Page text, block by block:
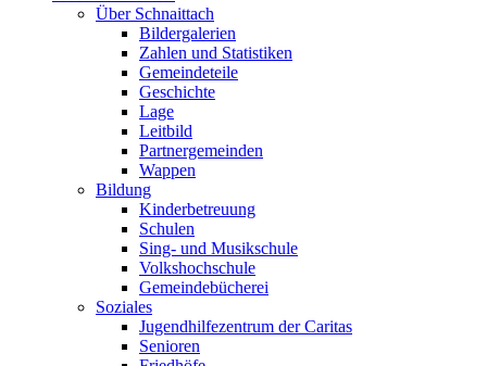
Über Schnaittach
Bildergalerien
Zahlen und Statistiken
Gemeindeteile
Geschichte
Lage
Leitbild
Partnergemeinden
Wappen
Bildung
Kinderbetreuung
Schulen
Sing- und Musikschule
Volkshochschule
Gemeindebücherei
Soziales
Jugendhilfezentrum der Caritas
Senioren